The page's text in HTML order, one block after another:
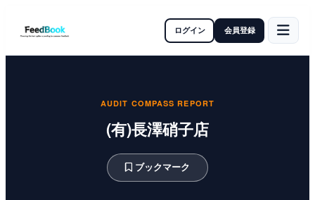
ログイン 会員登録
AUDIT COMPASS REPORT
(有)長澤硝子店
ブックマーク